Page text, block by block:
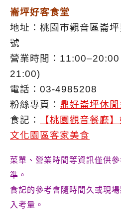
崙坪好客食堂
地址：桃園市觀音區崙
號
營業時間：11:00–20:00
21:00)
電話：03-4985208
粉絲專頁： 鼎好崙坪休
食記：
【桃園觀音餐廳
文化園區客家美食
菜單、營業時間等資訊僅供
準。
食記的參考會隨時間久或現
入考量。